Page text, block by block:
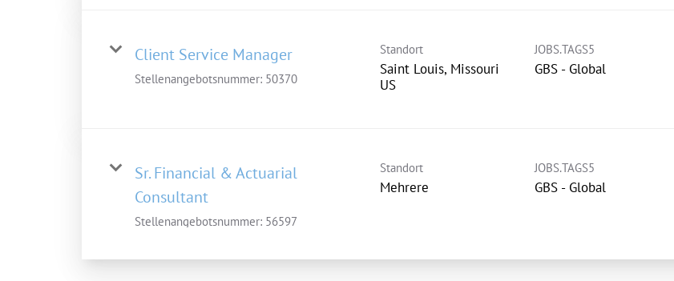
Client Service Manager
Stellenangebotsnummer: 50370
Standort
Saint Louis, Missouri
JOBS.TAGS5
GBS - Global
Sr. Financial & Actuarial
Consultant
Stellenangebotsnummer: 56597
Standort
Mehrere
JOBS.TAGS5
GBS - Global